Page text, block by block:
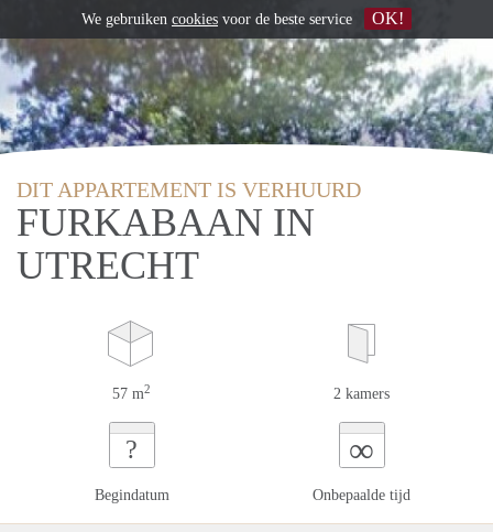
DIT APPARTEMENT IS VERHUURD
FURKABAAN IN
UTRECHT
57 m2 2 kamers
?
Begindatum
∞
Onbepaalde tijd
We gebruiken cookies voor de beste service OK!